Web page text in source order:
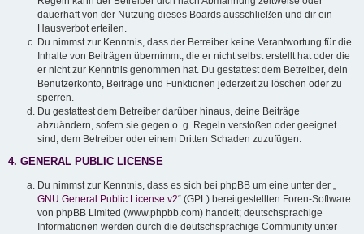
dauerhaft von der Nutzung dieses Boards ausschließen und dir ein
Hausverbot erteilen.
Du nimmst zur Kenntnis, dass der Betreiber keine Verantwortung für die
Inhalte von Beiträgen übernimmt, die er nicht selbst erstellt hat oder die
er nicht zur Kenntnis genommen hat. Du gestattest dem Betreiber, dein
Benutzerkonto, Beiträge und Funktionen jederzeit zu löschen oder zu
sperren.
Du gestattest dem Betreiber darüber hinaus, deine Beiträge
abzuändern, sofern sie gegen o. g. Regeln verstoßen oder geeignet
sind, dem Betreiber oder einem Dritten Schaden zuzufügen.
4. GENERAL PUBLIC LICENSE
Du nimmst zur Kenntnis, dass es sich bei phpBB um eine unter der „
GNU General Public License v2“ (GPL) bereitgestellten Foren-Software
von phpBB Limited (www.phpbb.com) handelt; deutschsprachige
Informationen werden durch die deutschsprachige Community unter